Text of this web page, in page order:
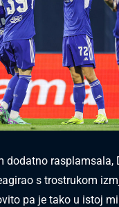
dodatno rasplamsala,
s trostrukom
pa je tako u istoj